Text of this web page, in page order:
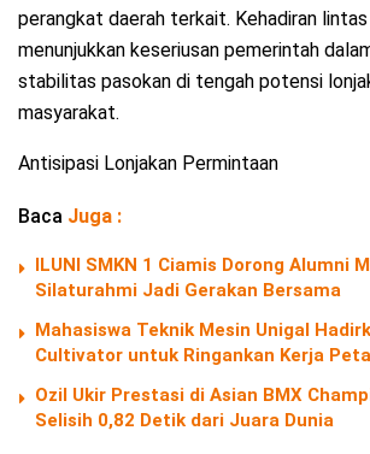
perangkat daerah terkait. Kehadiran lintas
menunjukkan keseriusan pemerintah
stabilitas pasokan di tengah potensi
masyarakat.
Antisipasi Lonjakan Permintaan
Baca Juga :
ILUNI SMKN 1 Ciamis Dorong Alumni
Silaturahmi Jadi Gerakan Bersama
Mahasiswa Teknik Mesin Unigal
Cultivator untuk Ringankan Kerja
Ozil Ukir Prestasi di Asian BMX
Selisih 0,82 Detik dari Juara Dunia